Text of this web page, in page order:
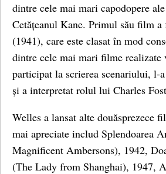
dintre cele mai mari capodopere
Cetățeanul Kane. Primul său film
(1941), care este clasat în mod
dintre cele mai mari filme realizate
participat la scrierea scenariului, l-
și a interpretat rolul lui Charles
Welles a lansat alte douăsprezece
mai apreciate includ Splendoarea
Magnificent Ambersons), 1942,
(The Lady from Shanghai), 1947,